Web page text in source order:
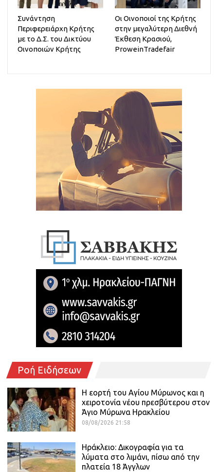
Συνάντηση
Περιφερειάρχη Κρήτης
με το Δ.Σ. του Δικτύου
Οινοποιών Κρήτης
Οι Οινοποιοί της Κρήτης
στην μεγαλύτερη Διεθνή
Έκθεση Κρασιού,
ProweinTradefair
Ροή Ειδήσεων
Η εορτή του Αγίου Μύρωνος και η
χειροτονία νέου πρεσβύτερου στον
Άγιο Μύρωνα Ηρακλείου
08/08/2026 21:58
Ηράκλειο: Δικογραφία για τα
λύματα στο λιμάνι, πίσω από την
πλατεία 18 Άγγλων